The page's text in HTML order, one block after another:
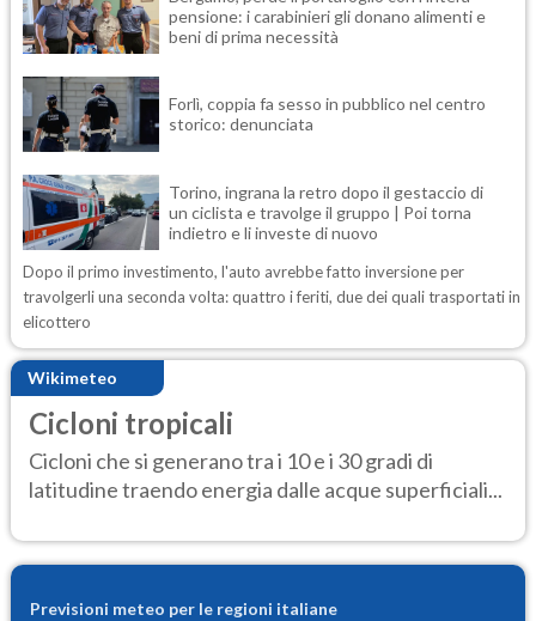
pensione: i carabinieri gli donano alimenti e
beni di prima necessità
Forlì, coppia fa sesso in pubblico nel centro
storico: denunciata
Torino, ingrana la retro dopo il gestaccio di
un ciclista e travolge il gruppo | Poi torna
indietro e li investe di nuovo
Dopo il primo investimento, l'auto avrebbe fatto inversione per
travolgerli una seconda volta: quattro i feriti, due dei quali trasportati in
elicottero
Wikimeteo
Cicloni tropicali
Cicloni che si generano tra i 10 e i 30 gradi di
latitudine traendo energia dalle acque superficiali...
Previsioni meteo per le regioni italiane